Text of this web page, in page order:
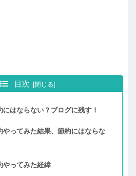
目次
にはならない？ブログに残す！
やってみた結果、節約にはならな
やってみた経緯